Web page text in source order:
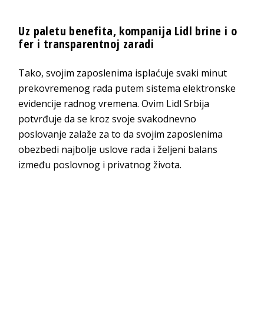
Uz paletu benefita, kompanija Lidl brine i o
fer i transparentnoj zaradi
Tako, svojim zaposlenima isplaćuje svaki minut
prekovremenog rada putem sistema elektronske
evidencije radnog vremena. Ovim Lidl Srbija
potvrđuje da se kroz svoje svakodnevno
poslovanje zalaže za to da svojim zaposlenima
obezbedi najbolje uslove rada i željeni balans
između poslovnog i privatnog života.